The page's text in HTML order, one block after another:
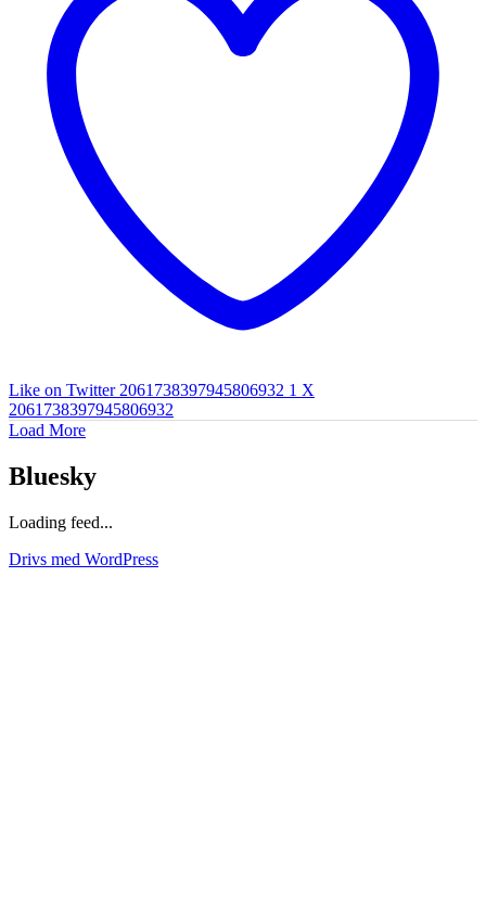
Like on Twitter 2061738397945806932 1 X
2061738397945806932
Load More
Bluesky
Loading feed...
Drivs med WordPress